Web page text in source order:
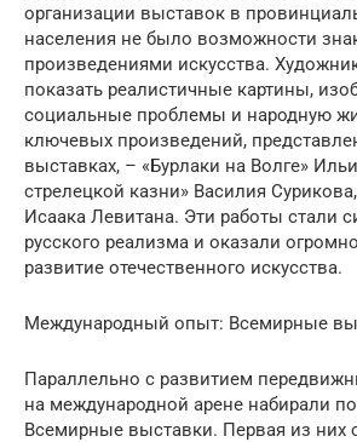
организации выставок в
населения не было возможности
произведениями искусства.
показать реалистичные картины,
социальные проблемы и народную
ключевых произведений,
выставках, – «Бурлаки на Волге»
стрелецкой казни» Василия
Исаака Левитана. Эти работы стали
русского реализма и оказали
развитие отечественного искусства.
Международный опыт: Всемирные
Параллельно с развитием
на международной арене набирали
Всемирные выставки. Первая из них